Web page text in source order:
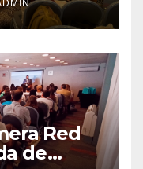
Red
de